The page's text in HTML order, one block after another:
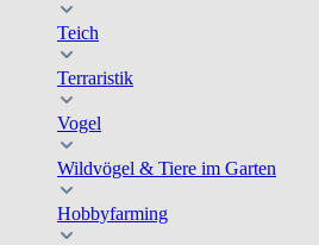
Teich
Terraristik
Vogel
Wildvögel & Tiere im Garten
Hobbyfarming